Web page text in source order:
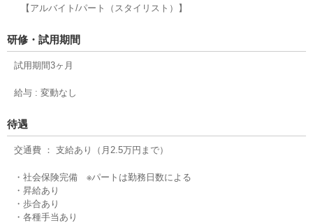
【アルバイト/パート（スタイリスト）】
研修・試用期間
試用期間3ヶ月
給与 : 変動なし
待遇
交通費 ： 支給あり（月2.5万円まで）
・社会保険完備 ※パートは勤務日数による
・昇給あり
・歩合あり
・各種手当あり